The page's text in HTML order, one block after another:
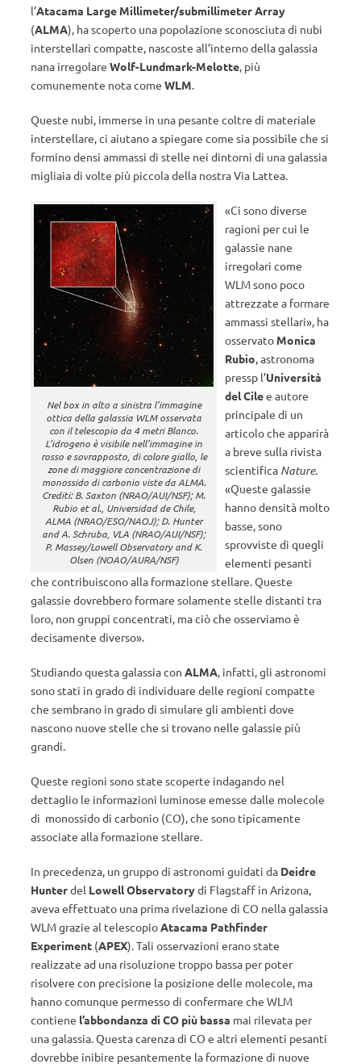
l’Atacama Large Millimeter/submillimeter Array
(ALMA), ha scoperto una popolazione sconosciuta di nubi
interstellari compatte, nascoste all’interno della galassia
nana irregolare Wolf-Lundmark-Melotte, più
comunemente nota come WLM.
Queste nubi, immerse in una pesante coltre di materiale
interstellare, ci aiutano a spiegare come sia possibile che si
formino densi ammassi di stelle nei dintorni di una galassia
migliaia di volte più piccola della nostra Via Lattea.
Nel box in alto a sinistra l’immagine
ottica della galassia WLM osservata
con il telescopio da 4 metri Blanco.
L’idrogeno è visibile nell’immagine in
rosso e sovrapposto, di colore giallo, le
zone di maggiore concentrazione di
monossido di carbonio viste da ALMA.
Crediti: B. Saxton (NRAO/AUI/NSF); M.
Rubio et al., Universidad de Chile,
ALMA (NRAO/ESO/NAOJ); D. Hunter
and A. Schruba, VLA (NRAO/AUI/NSF);
P. Massey/Lowell Observatory and K.
Olsen (NOAO/AURA/NSF)
«Ci sono diverse
ragioni per cui le
galassie nane
irregolari come
WLM sono poco
attrezzate a formare
ammassi stellari», ha
osservato Monica
Rubio, astronoma
pressp l’Università
del Cilee autore
principale di un
articolo che apparirà
a breve sulla rivista
scientifica Nature.
«Queste galassie
hanno densità molto
basse, sono
sprovviste di quegli
elementi pesanti
che contribuiscono alla formazione stellare. Queste
galassie dovrebbero formare solamente stelle distanti tra
loro, non gruppi concentrati, ma ciò che osserviamo è
decisamente diverso».
Studiando questa galassia con ALMA, infatti, gli astronomi
sono stati in grado di individuare delle regioni compatte
che sembrano in grado di simulare gli ambienti dove
nascono nuove stelle che si trovano nelle galassie più
grandi.
Queste regioni sono state scoperte indagando nel
dettaglio le informazioni luminose emesse dalle molecole
di monossido di carbonio (CO), che sono tipicamente
associate alla formazione stellare.
In precedenza, un gruppo di astronomi guidati da Deidre
Hunterdel Lowell Observatorydi Flagstaff in Arizona,
aveva effettuato una prima rivelazione di CO nella galassia
WLM grazie al telescopioAtacama Pathfinder
Experiment (APEX). Tali osservazioni erano state
realizzate ad una risoluzione troppo bassa per poter
risolvere con precisione la posizione delle molecole, ma
hanno comunque permesso di confermare che WLM
contiene l’abbondanza di CO più bassa mai rilevata per
una galassia. Questa carenza di CO e altri elementi pesanti
dovrebbe inibire pesantemente la formazione di nuove